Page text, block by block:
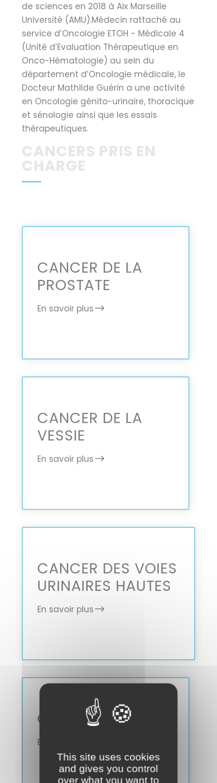
de sciences en 2018 à Aix Marseille
Université (AMU).Médecin rattaché au
service d’Oncologie ETOH - Médicale 4
(Unité d’Evaluation Thérapeutique en
Onco-Hématologie) au sein du
département d’Oncologie médicale, le
Docteur Mathilde Guérin a une activité
en Oncologie génito-urinaire, thoracique
et sénologie ainsi que les essais
thérapeutiques.
CANCERS PRIS EN
CHARGE
CANCER DE LA
PROSTATE
En savoir plus
CANCER DE LA
VESSIE
En savoir plus
CANCER DES VOIES
URINAIRES HAUTES
En savoir plus
CANCER DU PÉNIS
En savoir plus
This site uses cookies
and gives you control
over what you want to